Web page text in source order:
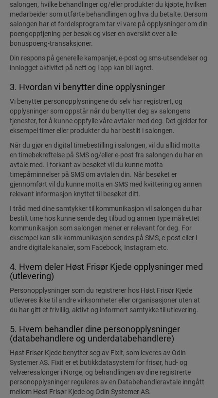
salongen, hvilke behandlinger og/eller produkter du kjøpte, hvilken
medarbeider som utførte behandlingen og hva du betalte. Dersom
salongen har et fordelsprogram tar vi vare på opplysninger om din
poengopptjening per besøk og viser en oversikt over alle
bonuspoeng-transaksjoner.
Din respons på generelle kampanjer, e-post og sms-utsendelser og
innlogget aktivitet på nett og i app kan bli lagret.
3. Hvordan vi benytter dine opplysninger
Vi benytter personopplysningene du selv har registrert, og
opplysninger som oppstår når du benytter deg av salongens
tjenester, for å kunne oppfylle våre avtaler med deg. Det gjelder for
eksempel timer eller produkter du har bestilt i salongen.
Når du gjør en digital timebestilling i salongen, vil du alltid motta
en timebekreftelse på SMS og/eller e-post fra salongen du har en
avtale med. I forkant av besøket vil du kunne motta
timepåminnelser på SMS om avtalen din. Når besøket er
gjennomført vil du kunne motta en SMS med kvittering og annen
relevant informasjon knyttet til besøket ditt.
I tråd med dine samtykker til kommunikasjon vil salongen du har
bestilt time hos kunne sende deg tilbud og annen type målrettet
kommunikasjon som salongen mener er relevant for deg. For
eksempel kan slik kommunikasjon sendes på SMS, e-post eller i
andre digitale kanaler, som Facebook, Instagram etc.
4. Hvem deler Høst Frisør Kjede opplysninger med
(utlevering)
Personopplysninger som du registrerer hos Høst Frisør Kjede
utleveres ikke til andre virksomheter eller organisasjoner uten at
du har gitt et frivillig, aktivt og informert samtykke til utlevering.
5. Hvem behandler dine personopplysninger
(databehandlere og underdatabehandlere)
Høst Frisør Kjede benytter seg av Fixit, som leveres av Odin
Systemer AS. Fixit er et butikkdatasystem for frisør, hud- og
velværesalonger i Norge, og behandlingen av dine registrerte
personopplysninger reguleres av en Databehandleravtale inngått
mellom Høst Frisør Kjede og Odin Systemer AS.